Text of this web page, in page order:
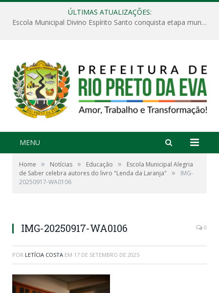
ÚLTIMAS ATUALIZAÇÕES:
Escola Municipal Divino Espírito Santo conquista etapa municipal da V Feira Amazonense de Matemática
MENU
Home » Notícias » Educação »
Escola Municipal Alegria
de Saber celebra autores do livro "Lenda da Laranja"
»
IMG-
20250917-WA0106
IMG-20250917-WA0106 0
POR LETÍCIA COSTA EM 17 DE SETEMBRO DE 2025